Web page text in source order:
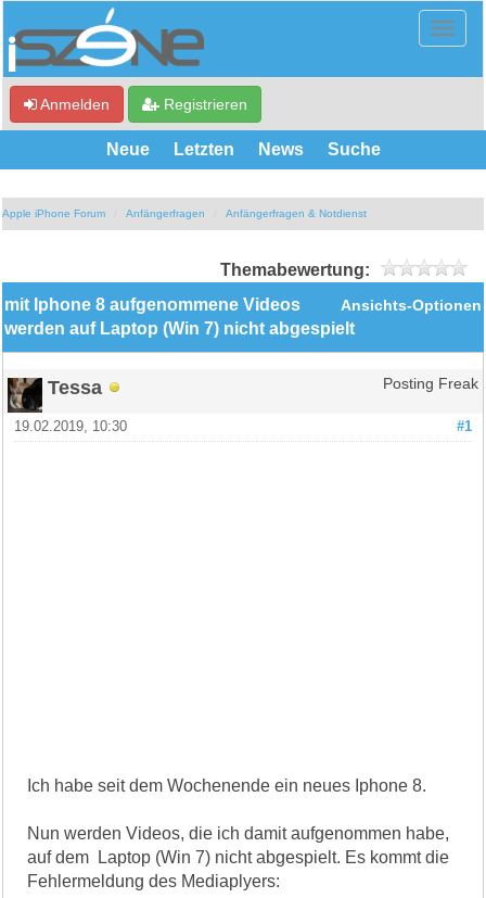
Anmelden Registrieren
Neue Letzten News Suche
Apple iPhone Forum Anfängerfragen Anfängerfragen & Notdienst
Themabewertung:
Ansichts-Optionen
mit Iphone 8 aufgenommene Videos
werden auf Laptop (Win 7) nicht abgespielt
Tessa Posting Freak
#1
19.02.2019, 10:30
Ich habe seit dem Wochenende ein neues Iphone 8.
Nun werden Videos, die ich damit aufgenommen habe,
auf dem Laptop (Win 7) nicht abgespielt. Es kommt die
Fehlermeldung des Mediaplyers: